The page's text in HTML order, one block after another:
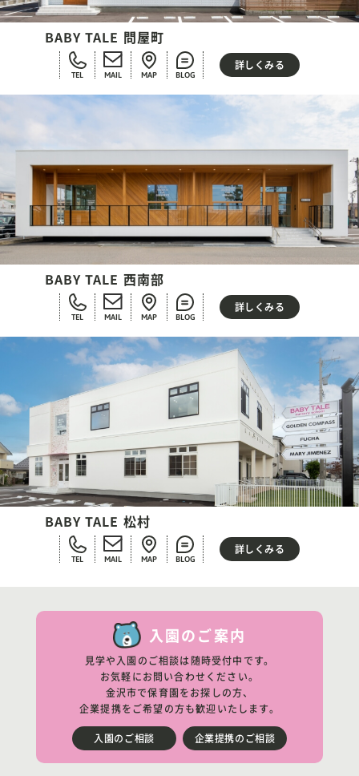
BABY TALE 問屋町
TEL MAIL MAP BLOG
詳しくみる
BABY TALE 西南部
TEL MAIL MAP BLOG
詳しくみる
BABY TALE 松村
TEL MAIL MAP BLOG
詳しくみる
入園のご案内
見学や入園のご相談は随時受付中です。
お気軽にお問い合わせください。
金沢市で保育園をお探しの方、
企業提携をご希望の方も歓迎いたします。
入園のご相談 企業提携のご相談